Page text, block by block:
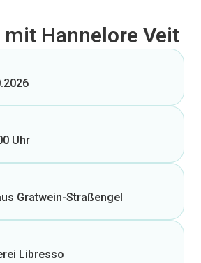
mit Hannelore Veit
Uhr
Gratwein-Straßengel
Libresso